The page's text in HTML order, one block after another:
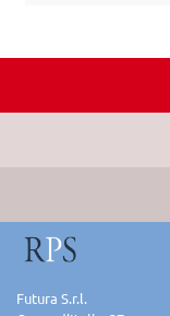
Futura S.r.l.